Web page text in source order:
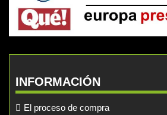
INFORMACIÓN
El proceso de compra